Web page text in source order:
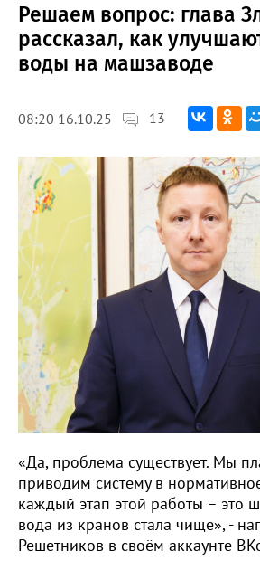
Решаем вопрос: глава
рассказал, как
воды на машзаводе
08:20 16.10.25 13
«Да, проблема существует. Мы
приводим систему в
каждый этап этой работы – это
вода из кранов стала чище», -
Решетников в своём аккаунте